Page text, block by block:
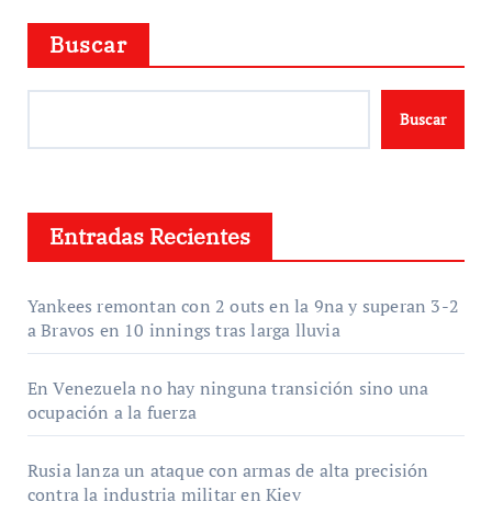
Buscar
Buscar
Entradas Recientes
Yankees remontan con 2 outs en la 9na y superan 3-2
a Bravos en 10 innings tras larga lluvia
En Venezuela no hay ninguna transición sino una
ocupación a la fuerza
Rusia lanza un ataque con armas de alta precisión
contra la industria militar en Kiev